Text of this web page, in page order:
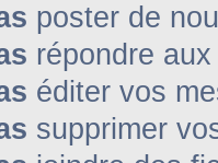
poster de
répondre
éditer vos
supprimer